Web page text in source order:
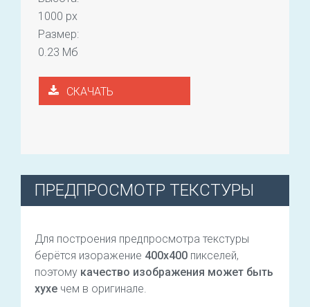
1000 px
Размер:
0.23 Мб
СКАЧАТЬ
ПРЕДПРОСМОТР ТЕКСТУРЫ
Для построения предпросмотра текстуры
берётся изоражение 400х400 пикселей,
поэтому качество изображения может быть
хухе чем в оригинале.